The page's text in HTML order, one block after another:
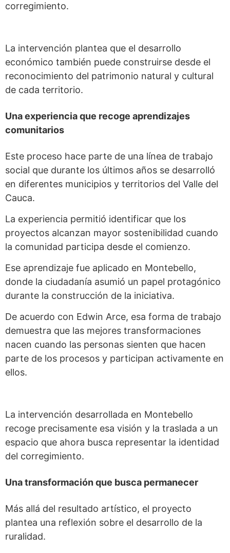
corregimiento.
La intervención plantea que el desarrollo
económico también puede construirse desde el
reconocimiento del patrimonio natural y cultural
de cada territorio.
Una experiencia que recoge aprendizajes
comunitarios
Este proceso hace parte de una línea de trabajo
social que durante los últimos años se desarrolló
en diferentes municipios y territorios del Valle del
Cauca.
La experiencia permitió identificar que los
proyectos alcanzan mayor sostenibilidad cuando
la comunidad participa desde el comienzo.
Ese aprendizaje fue aplicado en Montebello,
donde la ciudadanía asumió un papel protagónico
durante la construcción de la iniciativa.
De acuerdo con Edwin Arce, esa forma de trabajo
demuestra que las mejores transformaciones
nacen cuando las personas sienten que hacen
parte de los procesos y participan activamente en
ellos.
La intervención desarrollada en Montebello
recoge precisamente esa visión y la traslada a un
espacio que ahora busca representar la identidad
del corregimiento.
Una transformación que busca permanecer
Más allá del resultado artístico, el proyecto
plantea una reflexión sobre el desarrollo de la
ruralidad.